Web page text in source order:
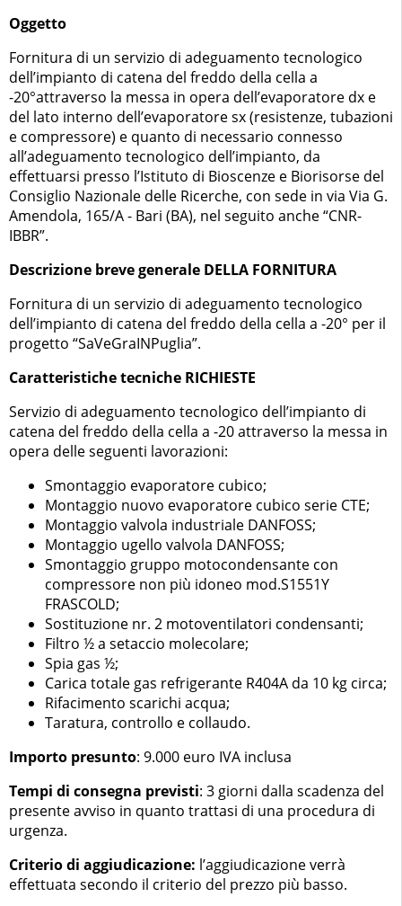
Oggetto
Fornitura di un servizio di adeguamento tecnologico
dell’impianto di catena del freddo della cella a
-20°attraverso la messa in opera dell’evaporatore dx e
del lato interno dell’evaporatore sx (resistenze, tubazioni
e compressore) e quanto di necessario connesso
all’adeguamento tecnologico dell’impianto, da
effettuarsi presso l’Istituto di Bioscenze e Biorisorse del
Consiglio Nazionale delle Ricerche, con sede in via Via G.
Amendola, 165/A - Bari (BA), nel seguito anche “CNR-
IBBR”.
Descrizione breve generale DELLA FORNITURA
Fornitura di un servizio di adeguamento tecnologico
dell’impianto di catena del freddo della cella a -20° per il
progetto “SaVeGraINPuglia”.
Caratteristiche tecniche RICHIESTE
Servizio di adeguamento tecnologico dell’impianto di
catena del freddo della cella a -20 attraverso la messa in
opera delle seguenti lavorazioni:
Smontaggio evaporatore cubico;
Montaggio nuovo evaporatore cubico serie CTE;
Montaggio valvola industriale DANFOSS;
Montaggio ugello valvola DANFOSS;
Smontaggio gruppo motocondensante con
compressore non più idoneo mod.S1551Y
FRASCOLD;
Sostituzione nr. 2 motoventilatori condensanti;
Filtro ½ a setaccio molecolare;
Spia gas ½;
Carica totale gas refrigerante R404A da 10 kg circa;
Rifacimento scarichi acqua;
Taratura, controllo e collaudo.
Importo presunto: 9.000 euro IVA inclusa
Tempi di consegna previsti: 3 giorni dalla scadenza del
presente avviso in quanto trattasi di una procedura di
urgenza.
Criterio di aggiudicazione: l’aggiudicazione verrà
effettuata secondo il criterio del prezzo più basso.